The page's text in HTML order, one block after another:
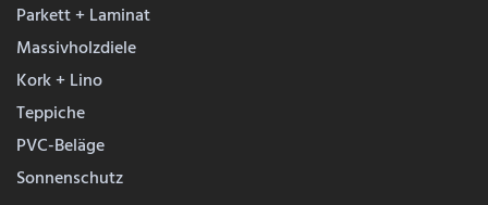
Parkett + Laminat
Massivholzdiele
Kork + Lino
Teppiche
PVC-Beläge
Sonnenschutz